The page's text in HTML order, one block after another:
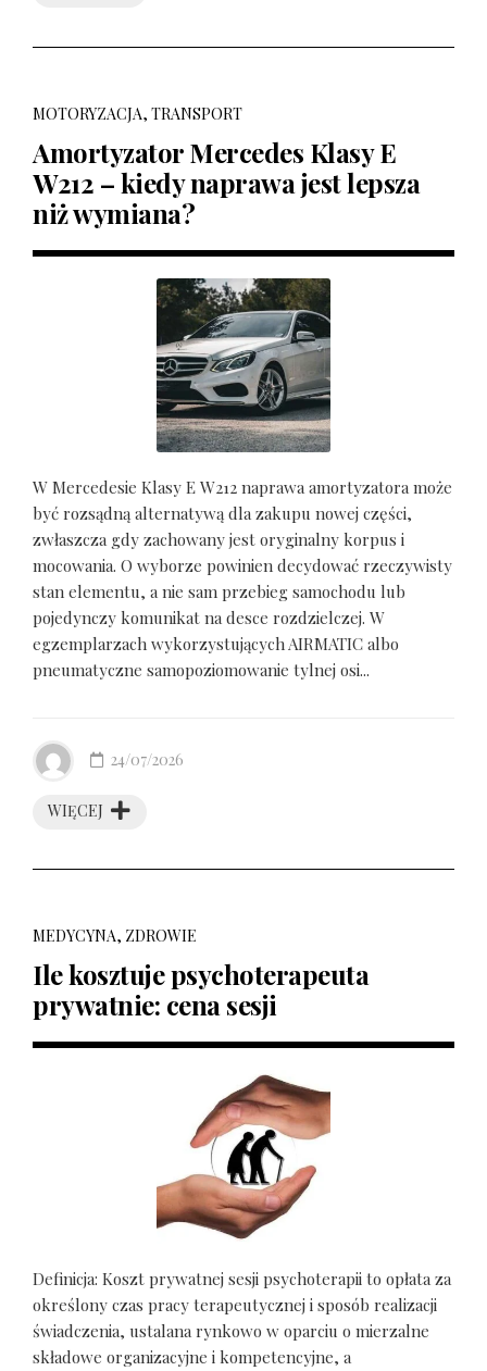
MOTORYZACJA, TRANSPORT
Amortyzator Mercedes Klasy E
W212 – kiedy naprawa jest lepsza
niż wymiana?
W Mercedesie Klasy E W212 naprawa amortyzatora może
być rozsądną alternatywą dla zakupu nowej części,
zwłaszcza gdy zachowany jest oryginalny korpus i
mocowania. O wyborze powinien decydować rzeczywisty
stan elementu, a nie sam przebieg samochodu lub
pojedynczy komunikat na desce rozdzielczej. W
egzemplarzach wykorzystujących AIRMATIC albo
pneumatyczne samopoziomowanie tylnej osi...
WIĘCEJ
24/07/2026
MEDYCYNA, ZDROWIE
Ile kosztuje psychoterapeuta
prywatnie: cena sesji
Definicja: Koszt prywatnej sesji psychoterapii to opłata za
określony czas pracy terapeutycznej i sposób realizacji
świadczenia, ustalana rynkowo w oparciu o mierzalne
składowe organizacyjne i kompetencyjne, a